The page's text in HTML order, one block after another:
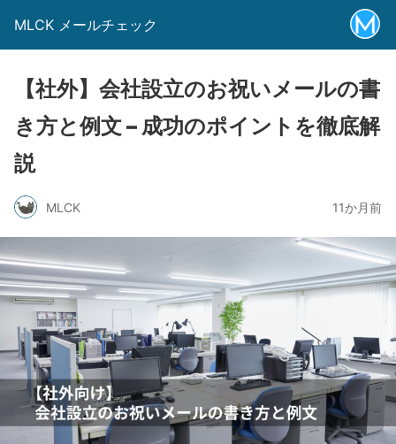
MLCK メールチェック
【社外】会社設立のお祝いメールの書
き方と例文 – 成功のポイントを徹底解
説
MLCK 11か月前